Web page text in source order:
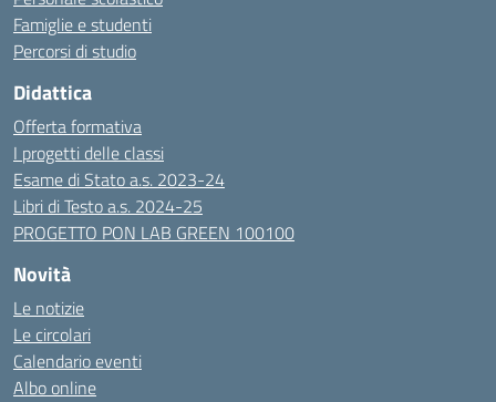
Famiglie e studenti
Percorsi di studio
Didattica
Offerta formativa
I progetti delle classi
Esame di Stato a.s. 2023-24
Libri di Testo a.s. 2024-25
PROGETTO PON LAB GREEN 100100
Novità
Le notizie
Le circolari
Calendario eventi
Albo online